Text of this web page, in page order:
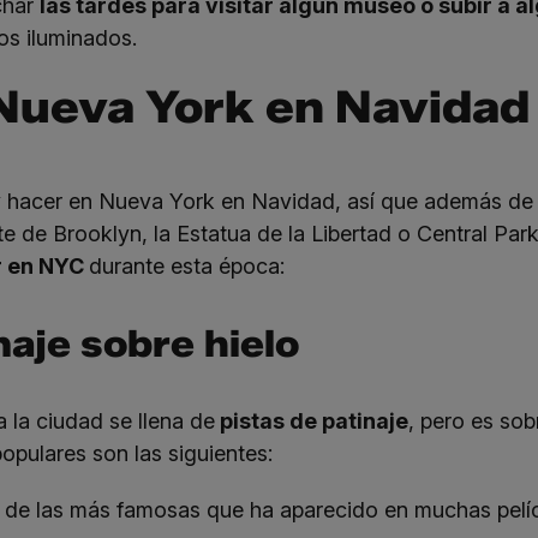
las tardes para visitar algún museo o subir a
iluminados.
York en Navidad
en Nueva York en Navidad, así que además
de Brooklyn, la Estatua de la Libertad o Central
NYC durante esta época:
sobre hielo
la ciudad se llena depistas de patinaje, pero es
son las siguientes:
las más famosas que ha aparecido en muchas